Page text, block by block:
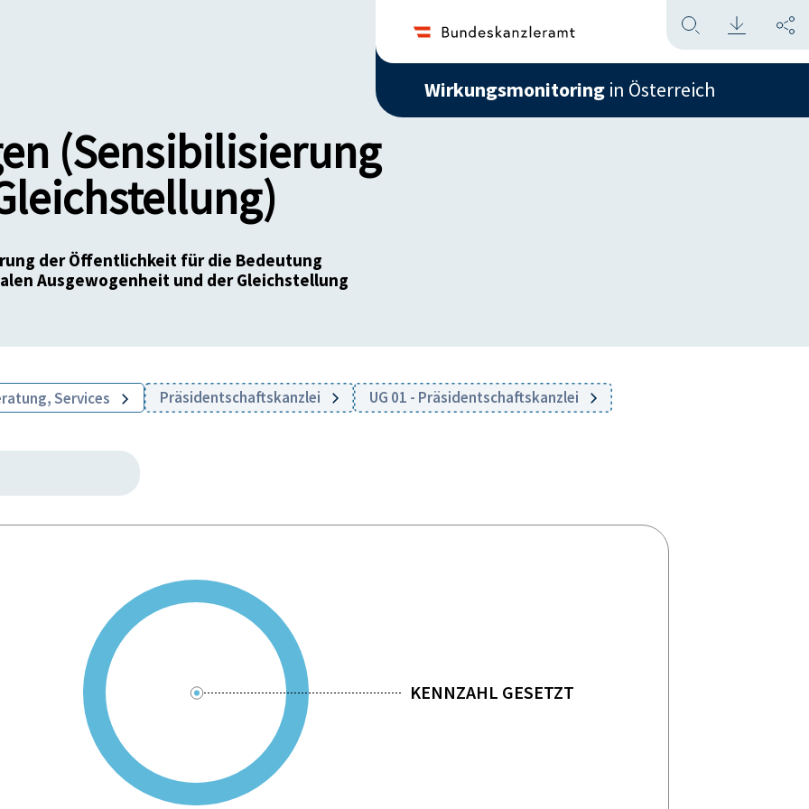
Wirkungsmonitoring in Österreich
(Sensibilisierung
der Öffentlichkeit für die Bedeutung
Ausgewogenheit und der Gleichstellung
Services Präsidentschaftskanzlei UG 01 - Präsidentschaftskanzlei
KENNZAHL GESETZT